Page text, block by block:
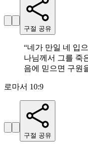
구절 공유
“네가 만일 네 입
나님께서 그를 죽
음에 믿으면 구원
로마서 10:9
구절 공유